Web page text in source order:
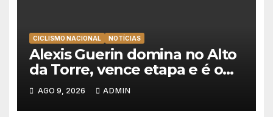
CICLISMO NACIONAL NOTÍCIAS
Alexis Guerin domina no Alto
da Torre, vence etapa e é o
novo líder da Volta a Portugal
2026!
AGO 9, 2026 ADMIN